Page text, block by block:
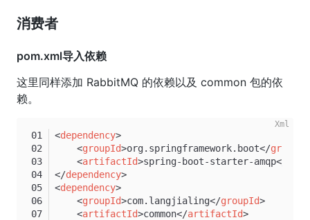
消费者
pom.xml导入依赖
这里同样添加 RabbitMQ 的依赖以及 common 包的依
赖。
<dependency>
<groupId>org.springframework.boot</groupId
<artifactId>spring-boot-starter-amqp</
</dependency>
<dependency>
<groupId>com.langjialing</groupId>
<artifactId>common</artifactId>